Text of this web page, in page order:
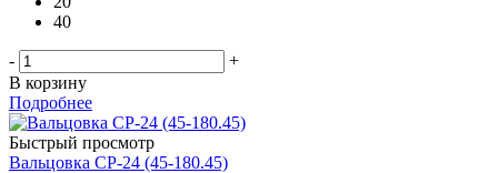
40
-
+
В корзину
Подробнее
Быстрый просмотр
Вальцовка СР-24 (45-180.45)